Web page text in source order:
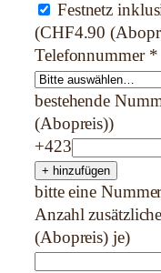
Festnetz
(CHF4.90
Telefonnummer *
bestehende
(Abopreis))
+423
+ hinzufügen
bitte eine
Anzahl
(Abopreis) je)